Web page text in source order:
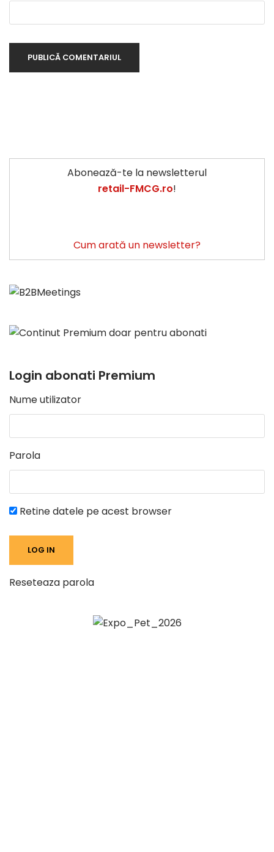
Abonează-te la newsletterul
retail-FMCG.ro!
Cum arată un newsletter?
Login abonati Premium
Nume utilizator
Parola
Retine datele pe acest browser
Reseteaza parola